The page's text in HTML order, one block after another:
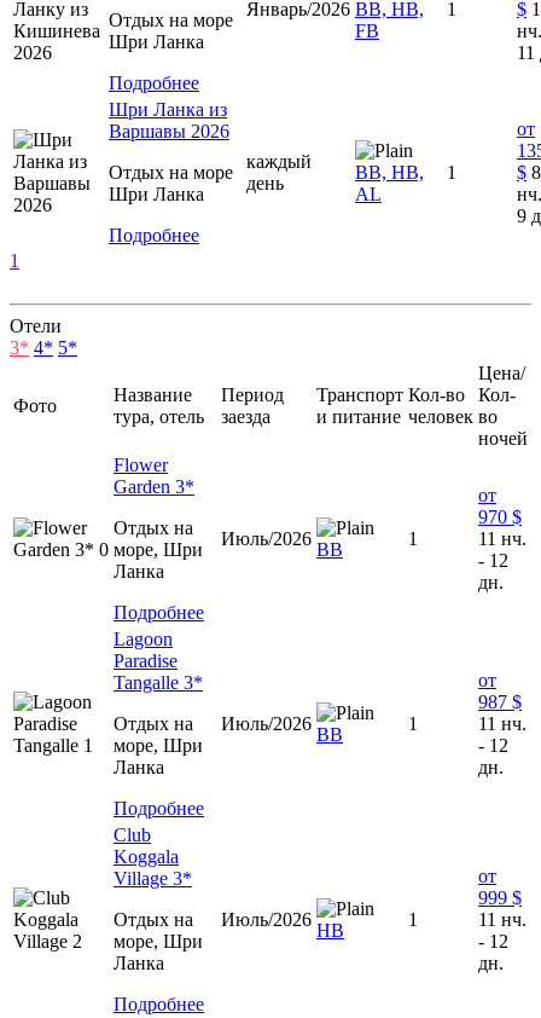
Отдых на море
Шри Ланка
Подробнее
Январь/2026 BB, HB,
FB
1 $
11
Шри Ланка из
Варшавы 2026
Отдых на море
Шри Ланка
Подробнее
каждый
день
ВВ, HB,
AL
1
от
$ 8
9
1
Отели
3* 4* 5*
Фото
Название
тура, отель
Период
заезда
Транспорт
и питание
Кол-во
человек
Цена/
Кол-
во
ночей
Flower
Garden 3*
Отдых на
море, Шри
Ланка
Подробнее
Июль/2026
ВВ
1
от
970 $
11 нч.
- 12
дн.
Lagoon
Paradise
Tangalle 3*
Отдых на
море, Шри
Ланка
Подробнее
Июль/2026
ВВ
1
от
987 $
11 нч.
- 12
дн.
Club
Koggala
Village 3*
Отдых на
море, Шри
Ланка
Подробнее
Июль/2026
НВ
1
от
999 $
11 нч.
- 12
дн.